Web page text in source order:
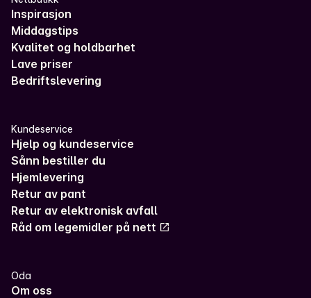
Inspirasjon
Middagstips
Kvalitet og holdbarhet
Lave priser
Bedriftslevering
Kundeservice
Hjelp og kundeservice
Sånn bestiller du
Hjemlevering
Retur av pant
Retur av elektronisk avfall
Råd om legemidler på nett
Oda
Om oss